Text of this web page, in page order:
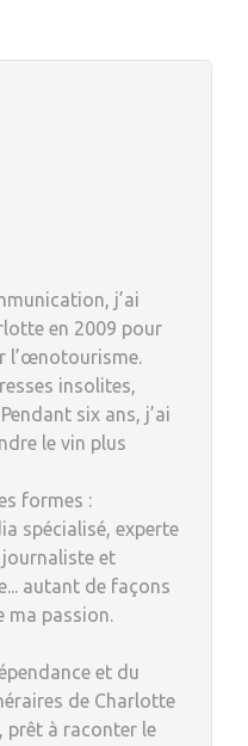
j’ai
en 2009 pour
l’œnotourisme.
insolites,
six ans, j’ai
le vin plus
formes :
spécialisé, experte
et
autant de façons
ma passion.
et du
de Charlotte
prêt à raconter le